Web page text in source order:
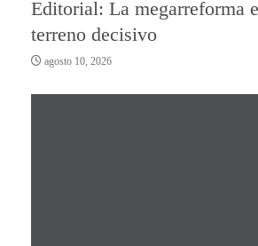
Editorial: La megarreforma
terreno decisivo
agosto 10, 2026